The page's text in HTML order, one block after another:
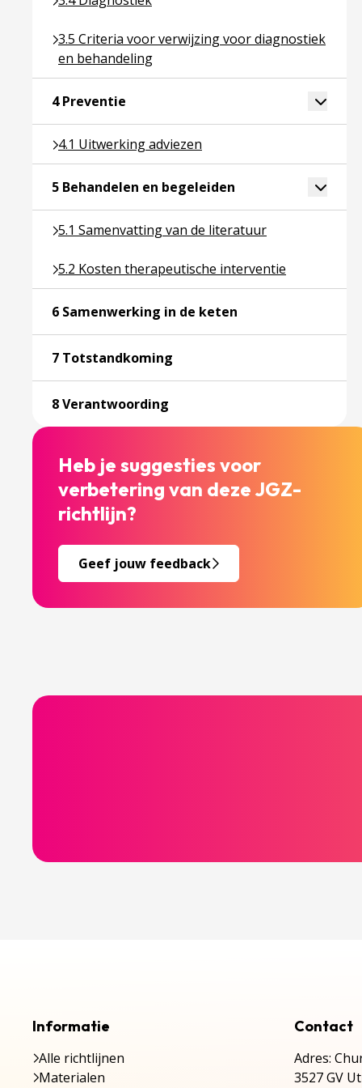
3.5 Criteria voor verwijzing voor diagnostiek
en behandeling
Ga naar pagina over 3.5 Criteria voor verwijzing
4 Preventie Ga naar pagina over 4 PreventieToggle
4.1 Uitwerking adviezen
Ga naar pagina over 4.1 Uitwerking adviezen
5 Behandelen en begeleiden Ga naar paginaToggle
5.1 Samenvatting van de literatuur
Ga naar pagina over 5.1 Samenvatting van de
5.2 Kosten therapeutische interventie
Ga naar pagina over 5.2 Kosten therapeutische
6 Samenwerking in de keten
7 Totstandkoming
8 Verantwoording
Heb je suggesties voor
verbetering van deze JGZ-
richtlijn?
Geef jouw feedback
Informatie
Alle richtlijnen
Materialen
Contact
Adres:
3527 GV